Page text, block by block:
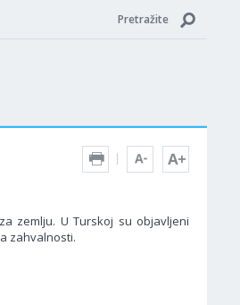
Pretražite
zemlju. U Turskoj su objavljeni
zahvalnosti.